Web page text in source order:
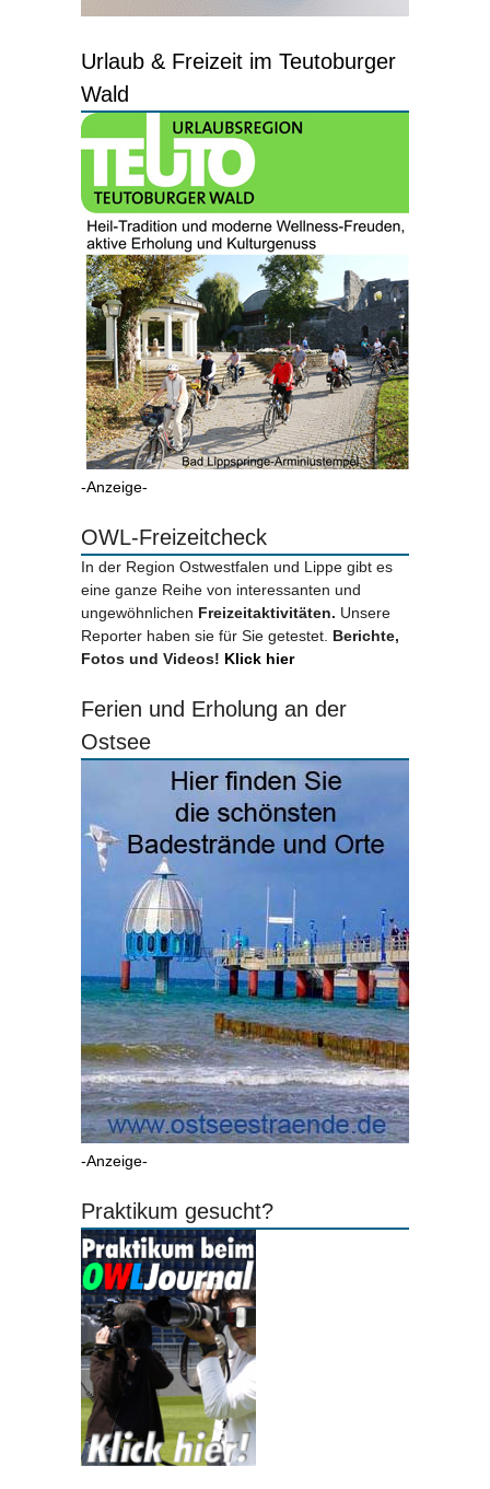
Urlaub & Freizeit im Teutoburger
Wald
-Anzeige-
OWL-Freizeitcheck
In der Region Ostwestfalen und Lippe gibt es
eine ganze Reihe von interessanten und
ungewöhnlichen Freizeitaktivitäten. Unsere
Reporter haben sie für Sie getestet. Berichte,
Fotos und Videos! Klick hier
Ferien und Erholung an der
Ostsee
-Anzeige-
Praktikum gesucht?